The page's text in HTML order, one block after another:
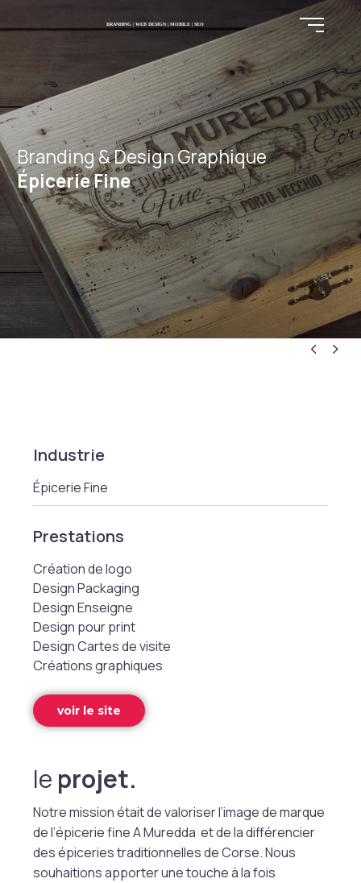
Branding & Design Graphique
Épicerie Fine
 
Industrie
Épicerie Fine
Prestations
Création de logo
Design Packaging
Design Enseigne
Design pour print
Design Cartes de visite
Créations graphiques
voir le site
le projet.
Notre mission était de valoriser l’image de marque
de l’épicerie fine A Muredda et de la différencier
des épiceries traditionnelles de Corse. Nous
souhaitions apporter une touche à la fois